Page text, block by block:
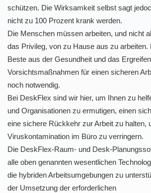
schützen. Die Wirksamkeit selbst sagt
nicht zu 100 Prozent krank werden.
Die Menschen müssen arbeiten, und nicht
das Privileg, von zu Hause aus zu arbeiten.
Beste aus der Gesundheit und das
Vorsichtsmaßnahmen für einen sicheren
noch notwendig.
Bei DeskFlex sind wir hier, um Ihnen zu
und Organisationen zu ermutigen, einen
eine sichere Rückkehr zur Arbeit zu halten,
Viruskontamination im Büro zu verringern.
Die DeskFlex-Raum- und Desk-
alle oben genannten wesentlichen
die hybriden Arbeitsumgebungen zu
der Umsetzung der erforderlichen